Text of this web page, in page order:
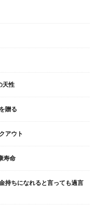
天性
贈る
アウト
寿命
持ちになれると言っても過言